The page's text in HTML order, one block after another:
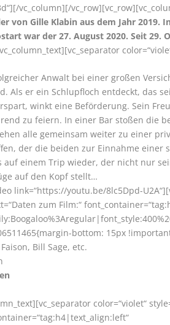
vc_column][/
von Gille Klabin aus dem Jahr 2019.
war der 27. August 2020. Seit
Anwalt bei einer großen
Als er ein Schlupfloch entdeckt, das
winkt eine Beförderung. Sein
zu feiern. In einer Bar stoßen die
alle gemeinsam weiter zu einer
der die beiden zur Einnahme einer
auf einem Trip wieder, der nicht nur
auf den Kopf stellt…
link=“https://youtu.be/8lc5Dpd-
zum Film:“
bottom: 15px
Bill Sage, etc.
color=“violet“